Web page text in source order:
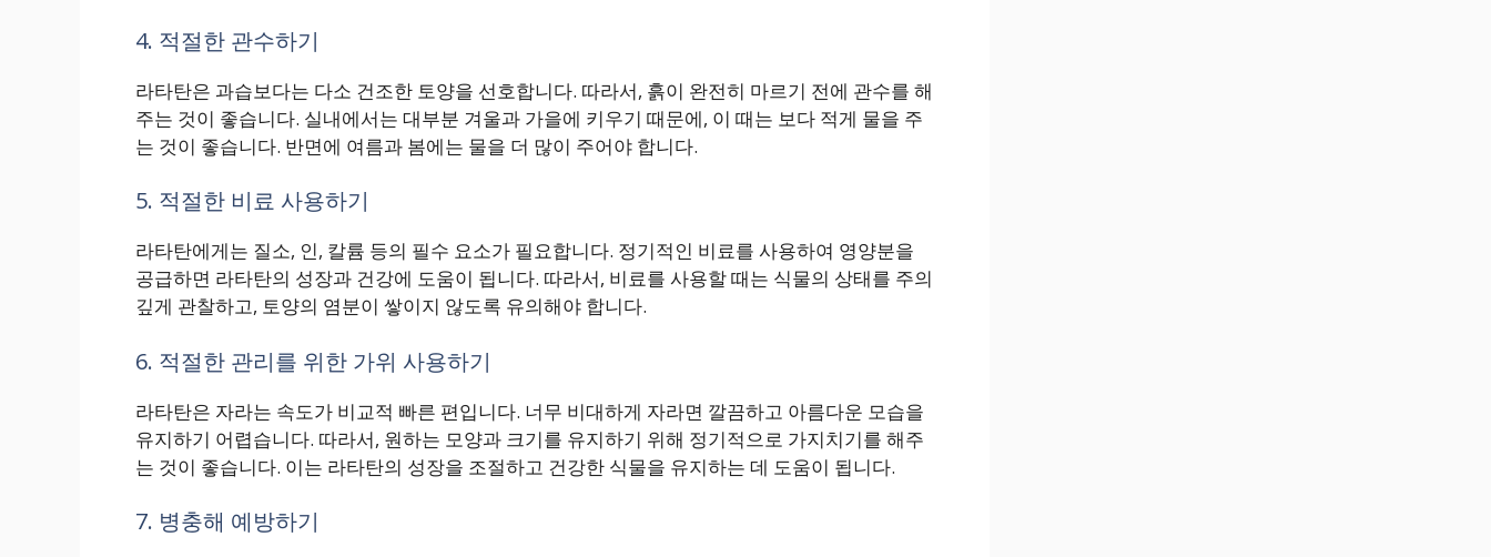
4. 적절한 관수하기
라타탄은 과습보다는 다소 건조한 토양을 선호합니다. 따라서, 흙이 완전히 마르기 전에 관수를 해
주는 것이 좋습니다. 실내에서는 대부분 겨울과 가을에 키우기 때문에, 이 때는 보다 적게 물을 주
는 것이 좋습니다. 반면에 여름과 봄에는 물을 더 많이 주어야 합니다.
5. 적절한 비료 사용하기
라타탄에게는 질소, 인, 칼륨 등의 필수 요소가 필요합니다. 정기적인 비료를 사용하여 영양분을
공급하면 라타탄의 성장과 건강에 도움이 됩니다. 따라서, 비료를 사용할 때는 식물의 상태를 주의
깊게 관찰하고, 토양의 염분이 쌓이지 않도록 유의해야 합니다.
6. 적절한 관리를 위한 가위 사용하기
라타탄은 자라는 속도가 비교적 빠른 편입니다. 너무 비대하게 자라면 깔끔하고 아름다운 모습을
유지하기 어렵습니다. 따라서, 원하는 모양과 크기를 유지하기 위해 정기적으로 가지치기를 해주
는 것이 좋습니다. 이는 라타탄의 성장을 조절하고 건강한 식물을 유지하는 데 도움이 됩니다.
7. 병충해 예방하기